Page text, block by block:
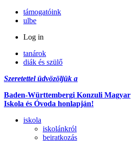
támogatóink
ulbe
Log in
tanárok
diák és szülő
Szeretettel üdvözöljük a
Baden-Württembergi Konzuli Magyar
Iskola és Óvoda honlapján!
iskola
iskolánkról
beiratkozás